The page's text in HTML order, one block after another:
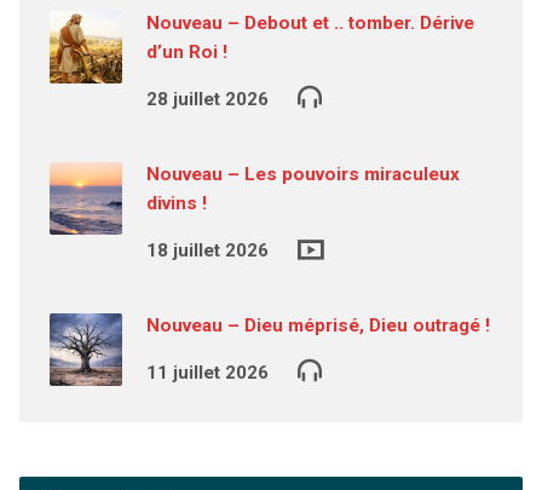
Nouveau – Debout et .. tomber. Dérive
d’un Roi !
28 juillet 2026
Nouveau – Les pouvoirs miraculeux
divins !
18 juillet 2026
Nouveau – Dieu méprisé, Dieu outragé !
11 juillet 2026